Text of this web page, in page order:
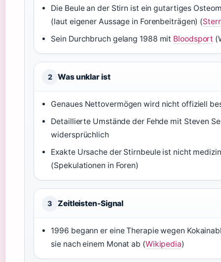
Die Beule an der Stirn ist ein gutartiges
(laut eigener Aussage in Forenbeiträgen) (
Sein Durchbruch gelang 1988 mit Bloodsport
2 Was unklar ist
Genaues Nettovermögen wird nicht offiziell
Detaillierte Umstände der Fehde mit Steven
widersprüchlich
Exakte Ursache der Stirnbeule ist nicht
(Spekulationen in Foren)
3 Zeitleisten-Signal
1996 begann er eine Therapie wegen
sie nach einem Monat ab (Wikipedia)